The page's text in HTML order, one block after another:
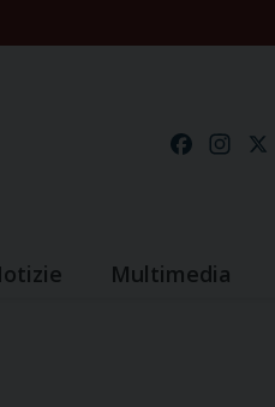
Facebook
Multimedia